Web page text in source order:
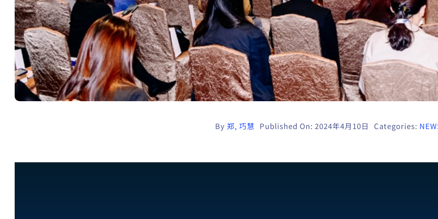
By 郑, 巧慧 Published On: 2024年4月10日 Categories: